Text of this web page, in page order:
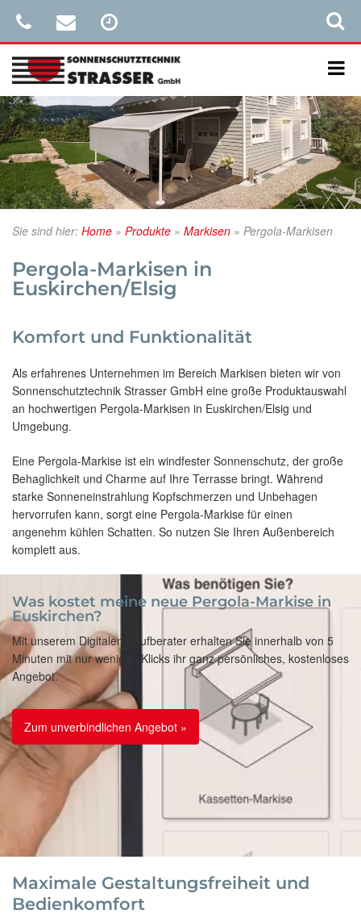
Sie sind hier: Home » Produkte » Markisen » Pergola-Markisen
Pergola-Markisen in
Euskirchen/Elsig
Komfort und Funktionalität
Als erfahrenes Unternehmen im Bereich Markisen bieten wir von
Sonnenschutztechnik Strasser GmbH eine große Produktauswahl
an hochwertigen Pergola-Markisen in Euskirchen/Elsig und
Umgebung.
Eine Pergola-Markise ist ein windfester Sonnenschutz, der große
Behaglichkeit und Charme auf Ihre Terrasse bringt. Während
starke Sonneneinstrahlung Kopfschmerzen und Unbehagen
hervorrufen kann, sorgt eine Pergola-Markise für einen
angenehm kühlen Schatten. So nutzen Sie Ihren Außenbereich
komplett aus.
Was kostet meine neue Pergola-Markise in
Euskirchen?
Mit unserem Digitalen Kaufberater erhalten Sie innerhalb von 5
Minuten mit nur wenigen Klicks ihr ganz persönliches, kostenloses
Angebot.
Zum unverbindlichen Angebot »
Maximale Gestaltungsfreiheit und
Bedienkomfort